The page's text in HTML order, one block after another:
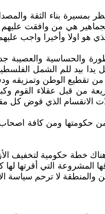
بمسيرة بناء الثقة
لجماهير هي من وافقت
هو اولا وأخيرا واجب
والحساسية والعصيبة
يدا بيد للم الشمل
من تقطيع الوطن وتمزيقه
من قبل عقلاء القوم
الانقسام الذي قوض كل
من حكومتها ومن كافة
خطة حكومية لتخفيف
المشروعة التي أقرتها
والمنطقة لا ترحم سياسة